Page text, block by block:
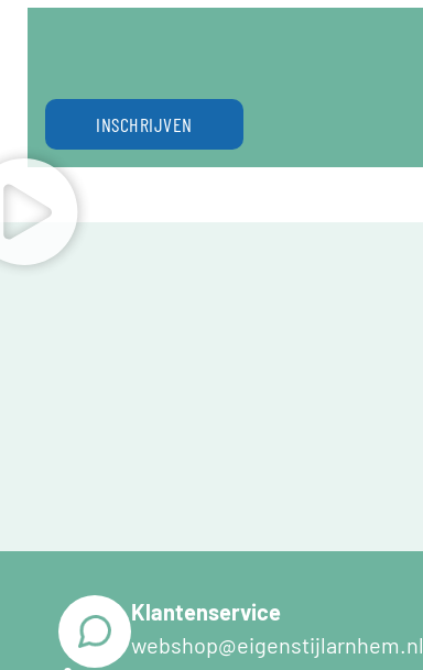
INSCHRIJVEN
Klantenservice
webshop@eigenstijlarnhem.nl